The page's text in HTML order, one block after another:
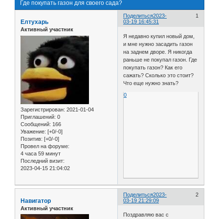
Где покупать газон для своего сада?
Поделиться 1
2023-
03-19 16:45:31
Елтухарь
Активный участник
Зарегистрирован: 2021-01-04
Приглашений: 0
Сообщений: 166
Уважение: [+0/-0]
Позитив: [+0/-0]
Провел на форуме:
4 часа 59 минут
Последний визит:
2023-04-15 21:04:02
Я недавно купил новый дом,
и мне нужно засадить газон
на заднем дворе. Я никогда
раньше не покупал газон. Где
покупать газон? Как его
сажать? Сколько это стоит?
Что еще нужно знать?
0
Поделиться 2
2023-
03-19 21:29:09
Навигатор
Активный участник
Поздравляю вас с